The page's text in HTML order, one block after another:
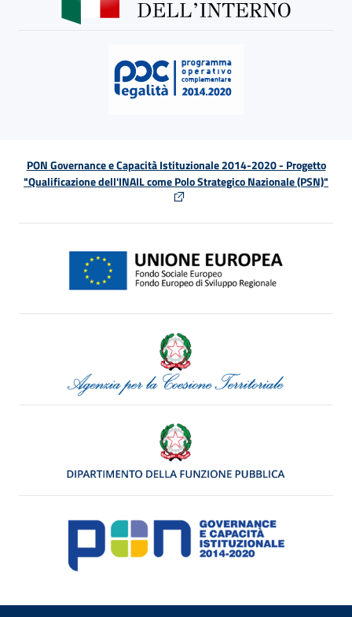
PON Governance e Capacità Istituzionale 2014-2020 - Progetto
"Qualificazione dell'INAIL come Polo Strategico Nazionale (PSN)"